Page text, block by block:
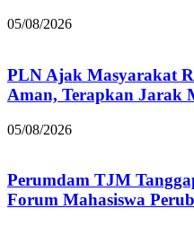
05/08/2026
PLN Ajak Masyarakat
Aman, Terapkan Jarak
05/08/2026
Perumdam TJM
Forum Mahasiswa